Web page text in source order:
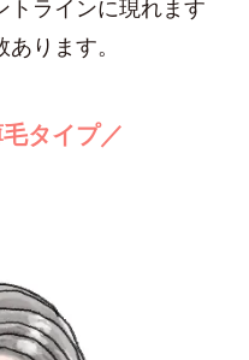
トラインに現れます
ります。
タイプ／